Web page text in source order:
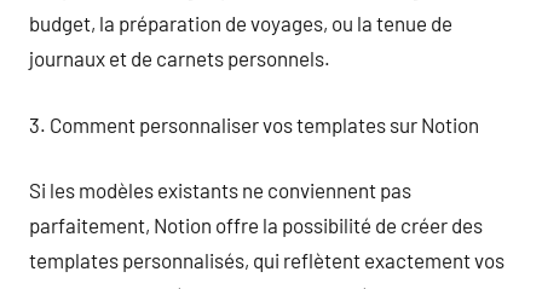
budget, la préparation de voyages, ou la tenue de
journaux et de carnets personnels.
3. Comment personnaliser vos templates sur Notion
Si les modèles existants ne conviennent pas
parfaitement, Notion offre la possibilité de créer des
templates personnalisés, qui reflètent exactement vos